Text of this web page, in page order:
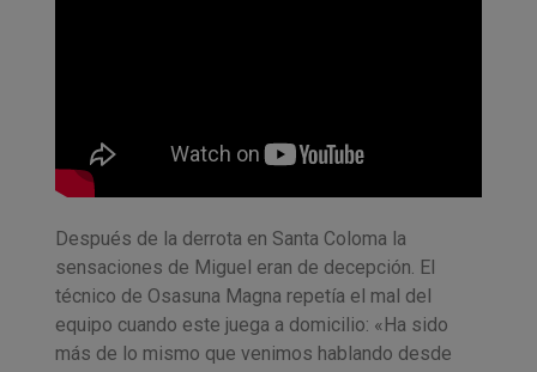
Después de la derrota en Santa Coloma la
sensaciones de Miguel eran de decepción. El
técnico de Osasuna Magna repetía el mal del
equipo cuando este juega a domicilio: «Ha sido
más de lo mismo que venimos hablando desde